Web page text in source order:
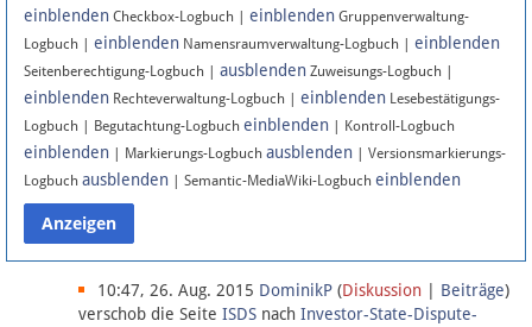
Facebook
Instagram
Anmelden
Datenschutz
Über Lobbypedia
einblenden Checkbox-Logbuch | einblenden Gruppenverwaltung-
Logbuch | einblenden Namensraumverwaltung-Logbuch | einblenden
Seitenberechtigung-Logbuch | ausblenden Zuweisungs-Logbuch |
einblenden Rechteverwaltung-Logbuch | einblenden Lesebestätigungs-
Logbuch | Begutachtung-Logbuch einblenden | Kontroll-Logbuch
einblenden | Markierungs-Logbuch ausblenden | Versionsmarkierungs-
Logbuch ausblenden | Semantic-MediaWiki-Logbuch einblenden
10:47, 26. Aug. 2015 DominikP (Diskussion Beiträge)
verschob die Seite ISDS nach Investor-State-Dispute-